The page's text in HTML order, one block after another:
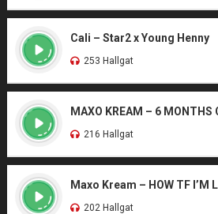
Cali – Star2 x Young Henny
253 Hallgat
MAXO KREAM – 6 MONTHS
216 Hallgat
Maxo Kream – HOW TF I’M
202 Hallgat